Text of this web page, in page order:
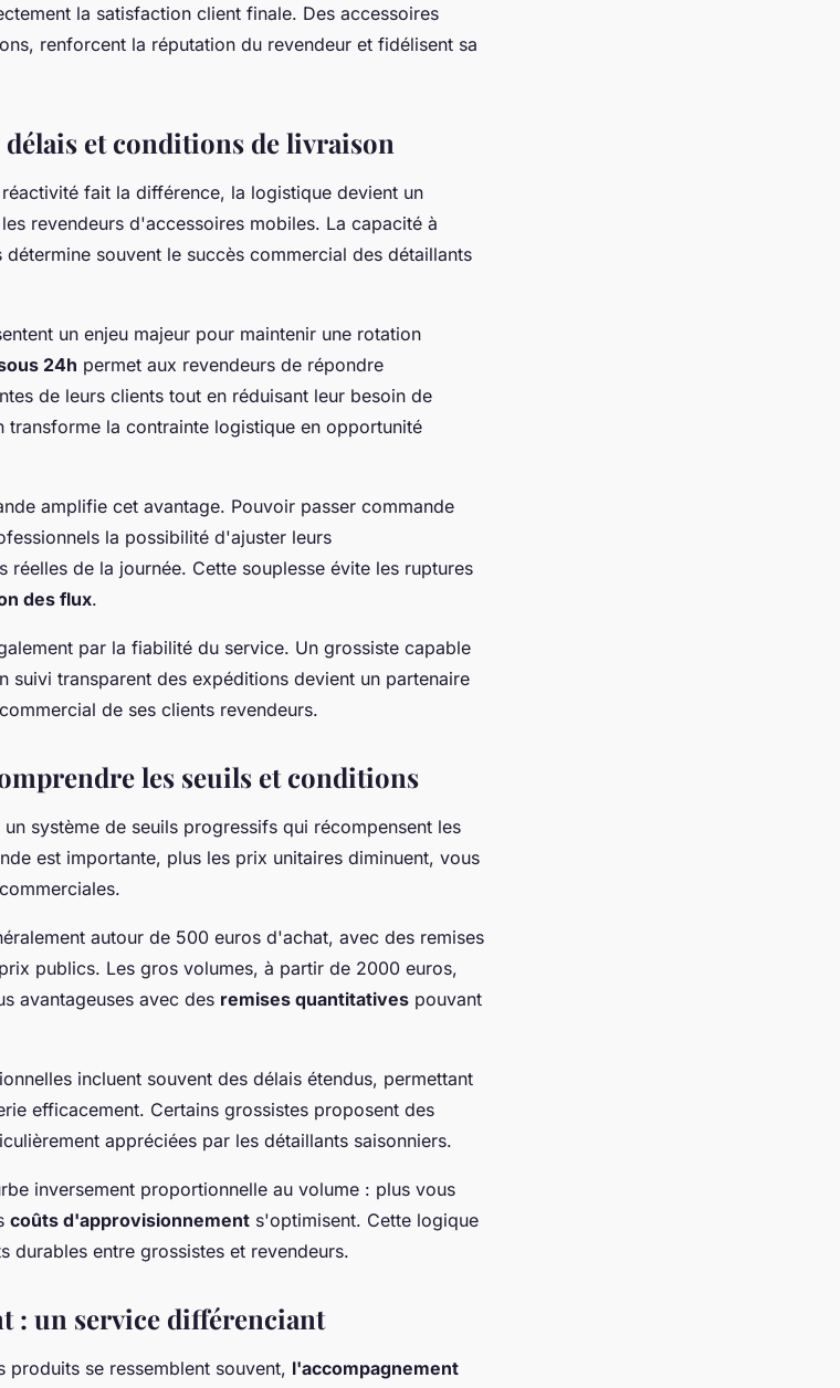
la satisfaction client finale. Des accessoires
renforcent la réputation du revendeur et fidélisent sa
et conditions de livraison
fait la différence, la logistique devient un
revendeurs d'accessoires mobiles. La capacité à
souvent le succès commercial des détaillants
un enjeu majeur pour maintenir une rotation
24h permet aux revendeurs de répondre
de leurs clients tout en réduisant leur besoin de
la contrainte logistique en opportunité
amplifie cet avantage. Pouvoir passer commande
la possibilité d'ajuster leurs
réelles de la journée. Cette souplesse évite les ruptures
des flux.
par la fiabilité du service. Un grossiste capable
suivi transparent des expéditions devient un partenaire
de ses clients revendeurs.
les seuils et conditions
un système de seuils progressifs qui récompensent les
est importante, plus les prix unitaires diminuent, vous
autour de 500 euros d'achat, avec des remises
publics. Les gros volumes, à partir de 2000 euros,
avantageuses avec des remises quantitatives pouvant
incluent souvent des délais étendus, permettant
efficacement. Certains grossistes proposent des
appréciées par les détaillants saisonniers.
inversement proportionnelle au volume : plus vous
coûts d'approvisionnement s'optimisent. Cette logique
durables entre grossistes et revendeurs.
: un service différenciant
produits se ressemblent souvent, l'accompagnement